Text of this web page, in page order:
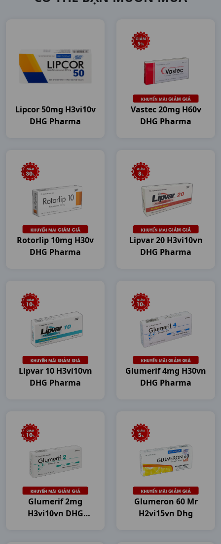
Lipcor 50mg H3vi10v
DHG Pharma
Vastec 20mg H60v
DHG Pharma
Rotorlip 10mg H30v
DHG Pharma
Lipvar 20 H3vi10vn
DHG Pharma
Lipvar 10 H3vi10vn
DHG Pharma
Glumerif 4mg H30vn
DHG Pharma
Glumerif 2mg
H3vi10vn DHG
Glumeron 60 Mr
H2vi15vn Dhg